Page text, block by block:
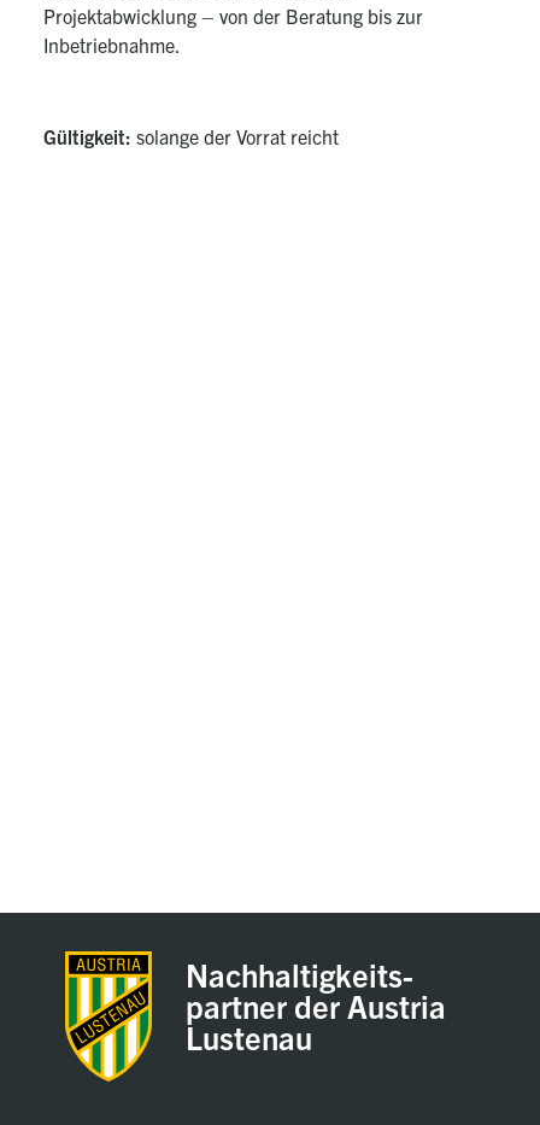
Projektabwicklung – von der Beratung bis zur
Inbetriebnahme.
Gültigkeit: solange der Vorrat reicht
Nachhaltigkeits-
partner der Austria
Lustenau